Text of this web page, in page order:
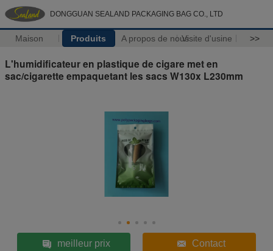
DONGGUAN SEALAND PACKAGING BAG CO., LTD
Maison Produits A propos de nousVisite d'usine >>
L'humidificateur en plastique de cigare met en
sac/cigarette empaquetant les sacs W130x L230mm
meilleur prix Contact